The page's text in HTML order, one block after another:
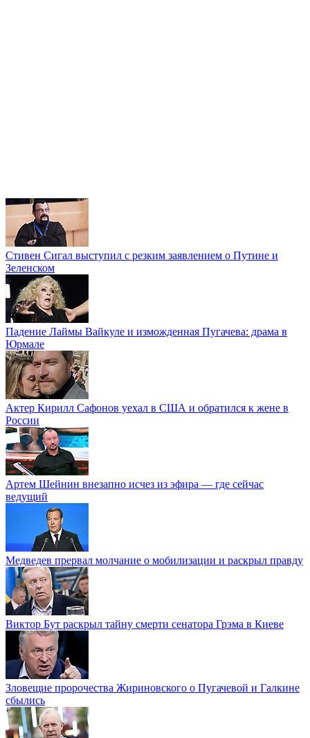
Стивен Сигал выступил с резким заявлением о Путине и
Зеленском
Падение Лаймы Вайкуле и изможденная Пугачева: драма в
Юрмале
Актер Кирилл Сафонов уехал в США и обратился к жене в
России
Артем Шейнин внезапно исчез из эфира — где сейчас
ведущий
Медведев прервал молчание о мобилизации и раскрыл правду
Виктор Бут раскрыл тайну смерти сенатора Грэма в Киеве
Зловещие пророчества Жириновского о Пугачевой и Галкине
сбылись